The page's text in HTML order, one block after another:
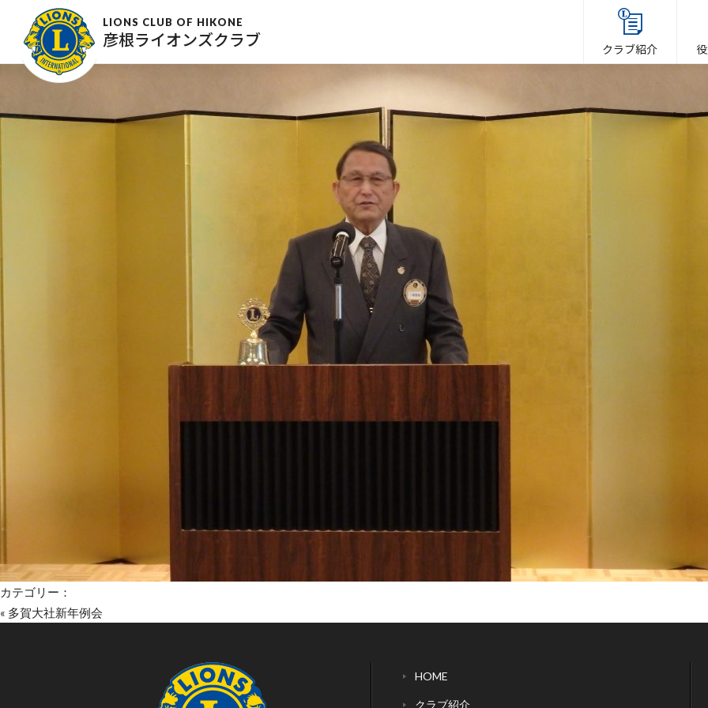
LIONS CLUB OF HIKONE
彦根ライオンズクラブ クラブ紹介
OLYMPUS DIGITAL CAMERA
2020年1月15日
カテゴリー：
« 多賀大社新年例会
HOME
クラブ紹介